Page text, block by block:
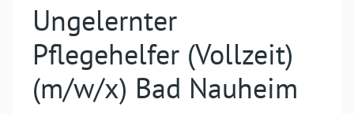
Ungelernter
Pflegehelfer (Vollzeit)
(m/w/x) Bad Nauheim